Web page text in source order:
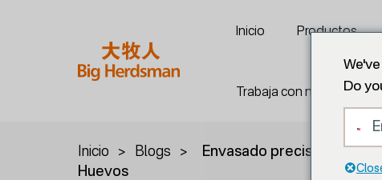
Inicio Productos
Trabaja con nosotros
Inicio > Blogs >
Envasado preciso de
Huevos
Do